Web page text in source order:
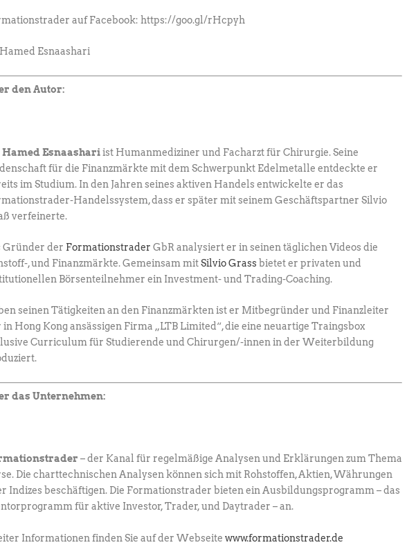
auf Facebook: https://goo.gl/rHcpyh
Hamed Esnaashari
den Autor:
Hamed Esnaashariist Humanmediziner und Facharzt für Chirurgie. ­Seine
für die Finanzmärkte mit dem Schwerpunkt Edel­metalle entdeckte er
im Studium. In den Jahren seines aktiven Handels entwickelte er das
Handelssystem, dass er später mit seinem Geschäftspartner Silvio
verfeinerte.
Gründer der Formationstrader GbR analysiert er in seinen täglichen ­Videos die
, und Finanzmärkte. Gemeinsam mitSilvio Grass ­bietet er privaten und
Börsenteilnehmer ein Investment- und ­Trading-Coaching.
seinen Tätigkeiten an den Finanzmärkten ist er Mitbegründer und Finanzleiter
in Hong Kong ansässigen Firma „LTB Limited“, die eine neuartige Traingsbox
Curriculum für Studierende und Chirurgen/-innen in der Weiterbildung
das Unternehmen:
– der Kanal für regelmäßige Analysen und Erklärungen zum Thema
Die charttechnischen Analysen können sich mit Rohstoffen, Aktien, Währungen
Indizes beschäftigen. Die Formationstrader bieten ein Ausbildungsprogramm – das
für aktive Investor, Trader, und Daytrader – an.
Informationen finden Sie auf der Webseite www.formationstrader.de